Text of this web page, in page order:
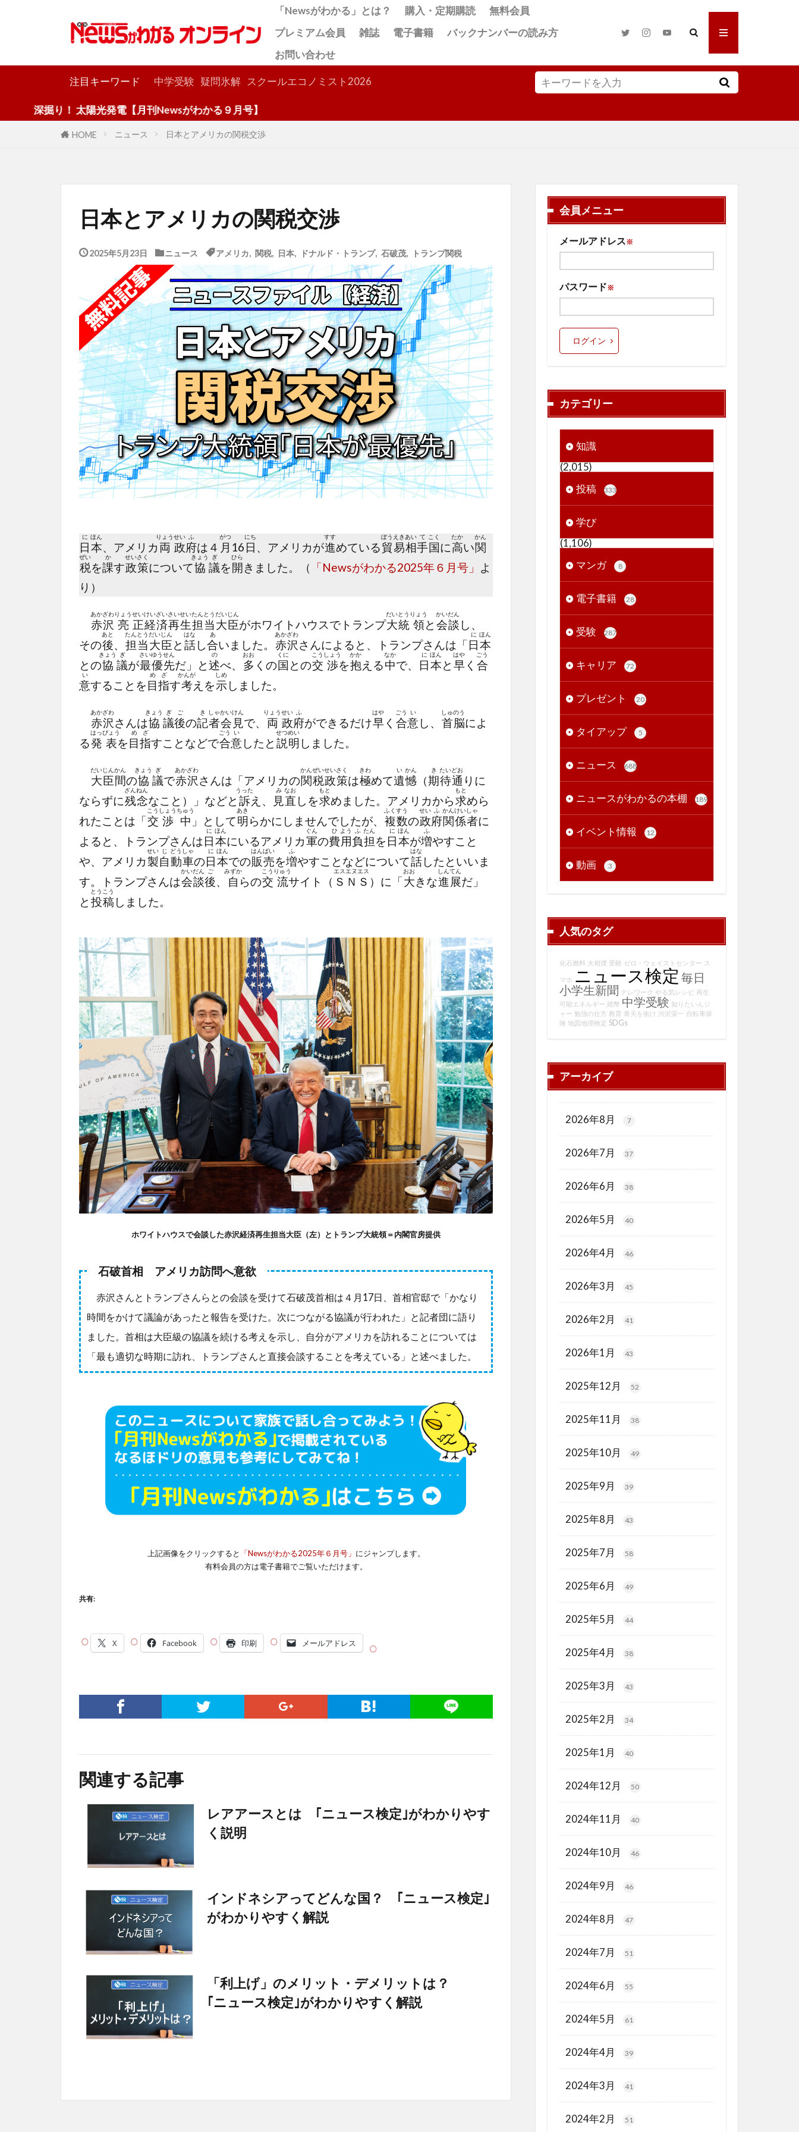
「Newsがわかる」とは？ 購入・定期購読
無料会員
プレミアム会員
雑誌 電子書籍
バックナンバーの読み方
お問い合わせ
注目キーワード 中学受験 疑問氷解 スクールエコノミスト2026
太陽光発電【月刊Newsがわかる９月号】
HOME ニュース 日本とアメリカの関税交渉
日本とアメリカの関税交渉
2025年5月23日 ニュース アメリカ 関税 日本, ドナルド・トランプ, 石破茂, トランプ関税
日
に
本
ほん
、アメリカ 両
りょう
政
せい
府
ふ
は４ 月
がつ
16 日
にち
、アメリカが進
すす
めている貿
ぼう
易
えき
相
あい
手
て
国
こく
に高
たか
い関
かん
税
ぜい
を課
か
す政
せい
策
さく
について協
きょう
議
ぎ
を開
ひら
きました。（ 「Newsがわかる2025年６月号」 よ
り）
赤
あか
沢
ざわ
亮
りょう
正
せい
経
けい
済
ざい
再
さい
生
せい
担
たん
当
とう
大
だい
臣
じん
がホワイトハウスでトランプ大
だい
統
とう
領
りょう
と 会
かい
談
だん
し、
その後
あと
、 担
たん
当
とう
大
だい
臣
じん
と 話
はな
し合
あ
いました。 赤
あか
沢
ざわ
さんによると、トランプさんは「 日
に
本
ほん
との協
きょう
議
ぎ
が最
さい
優
ゆう
先
せん
だ」と述
の
べ、 多
おお
くの国
くに
との交
こう
渉
しょう
を抱
かか
える中
なか
で、 日
に
本
ほん
と 早
はや
く 合
ごう
意
い
することを目
め
指
ざ
す考
かんが
えを示
しめ
しました。
赤
あか
沢
ざわ
さんは協
きょう
議
ぎ
後
ご
の記
き
者
しゃ
会
かい
見
けん
で、 両
りょう
政
せい
府
ふ
ができるだけ早
はや
く 合
ごう
意
い
し、 首
しゅ
脳
のう
によ
る発
はっ
表
ぴょう
を目
め
指
ざ
すことなどで合
ごう
意
い
したと 説
せつ
明
めい
しました。
大
だい
臣
じん
間
かん
の協
きょう
議
ぎ
で赤
あか
沢
ざわ
さんは「アメリカの関
かん
税
ぜい
政
せい
策
さく
は極
きわ
めて遺
い
憾
かん
（期
き
待
たい
通
どお
りに
ならずに残
ざん
念
ねん
なこと）」などと 訴
うった
え、 見
み
直
なお
しを求
もと
めました。アメリカから求
もと
めら
れたことは「交
こう
渉
しょう
中
ちゅう
」として明
あき
らかにしませんでしたが、 複
ふく
数
すう
の政
せい
府
ふ
関
かん
係
けい
者
しゃ
に
よると、トランプさんは日
に
本
ほん
にいるアメリカ軍
ぐん
の費
ひ
用
よう
負
ふ
担
たん
を 日
に
本
ほん
が増
ふ
やすこと
や、アメリカ製
せい
自
じ
動
どう
車
しゃ
の日
に
本
ほん
での販
はん
売
ばい
を増
ふ
やすことなどについて話
はな
したといいま
す。トランプさんは会
かい
談
だん
後
ご
、 自
みずか
らの交
こう
流
りゅう
サイト（ Ｓ
エス
Ｎ
エヌ
Ｓ
エス
）に「大
おお
きな進
しん
展
てん
だ」
と 投
とう
稿
こう
しました。
ホワイトハウスで会談した赤沢経済再生担当大臣（左）とトランプ大統領＝内閣官房提供
石破首相 アメリカ訪問へ意欲
赤沢さんとトランプさんらとの会談を受けて石破茂首相は４月17日、首相官邸で「かなり
時間をかけて議論があったと報告を受けた。次につながる協議が行われた」と記者団に語り
ました。首相は大臣級の協議を続ける考えを示し、自分がアメリカを訪れることについては
「最も適切な時期に訪れ、トランプさんと直接会談することを考えている」と述べました。
上記画像をクリックすると 「Newsがわかる2025年６月号」 にジャンプします。
有料会員の方は電子書籍でご覧いただけます。
共有:
X Facebook 印刷 メールアドレス
関連する記事
レアアースとは ｢ニュース検定｣がわかりやす
く説明
インドネシアってどんな国？ ｢ニュース検定｣
がわかりやすく解説
「利上げ」のメリット・デメリットは？
｢ニュース検定｣がわかりやすく解説
会員メニュー
メールアドレス※
パスワード※
ログイン
カテゴリー
知識
(2,015)
投稿
333
学び
(1,106)
マンガ
8
電子書籍 28
受験 287
キャリア 72
プレゼント 20
タイアップ 5
ニュース 688
ニュースがわかるの本棚 189
イベント情報 12
動画 3
人気のタグ
化石燃料 大相撲 受験 ゼロ・ウェイストセンター ス
マホ ニュース検定 毎日
小学生新聞 テレワーク やる気レシピ
再生
可能エネルギー 紙幣 中学受験 知りたいんジ
ャー 勉強の仕方 教育 青天を衝け 渋沢栄一 自転車保
険 地図地理検定 SDGs
アーカイブ
2026年8月 7
2026年7月 37
2026年6月 38
2026年5月 40
2026年4月 46
2026年3月 45
2026年2月 41
2026年1月 43
2025年12月 52
2025年11月 38
2025年10月 49
2025年9月 39
2025年8月 43
2025年7月 58
2025年6月 49
2025年5月 44
2025年4月 38
2025年3月 43
2025年2月 34
2025年1月 40
2024年12月 50
2024年11月 40
2024年10月 46
2024年9月 46
2024年8月 47
2024年7月 51
2024年6月 55
2024年5月 61
2024年4月 39
2024年3月 41
2024年2月 51
検索